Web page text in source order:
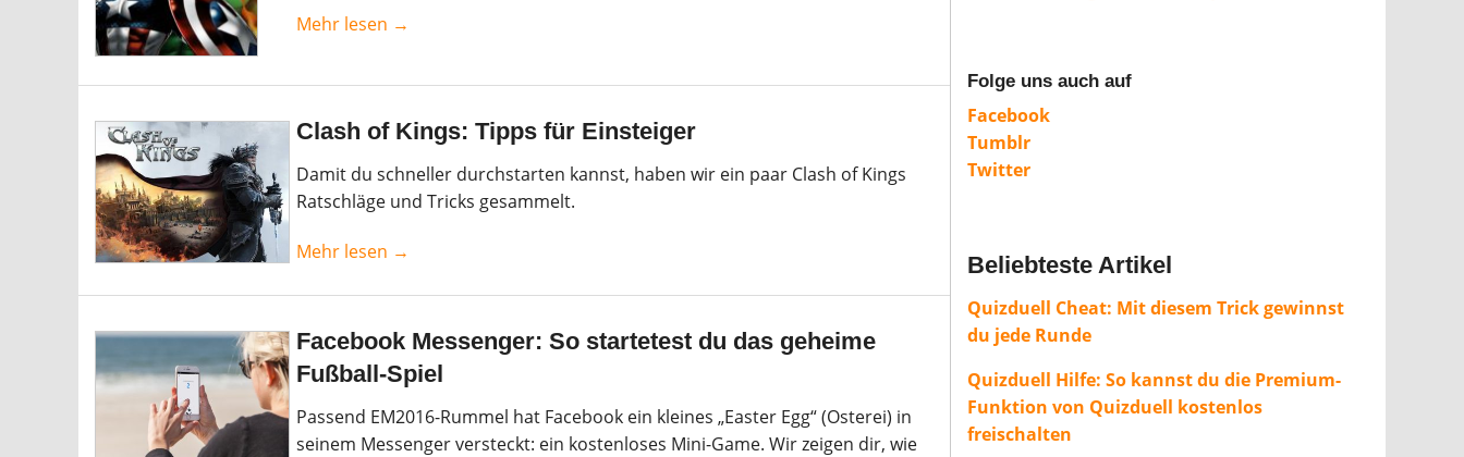
Mehr lesen →
Clash of Kings: Tipps für Einsteiger
Damit du schneller durchstarten kannst, haben wir ein paar Clash of Kings
Ratschläge und Tricks gesammelt.
Mehr lesen →
Facebook Messenger: So startetest du das geheime
Fußball-Spiel
Passend EM2016-Rummel hat Facebook ein kleines „Easter Egg“ (Osterei) in
seinem Messenger versteckt: ein kostenloses Mini-Game. Wir zeigen dir, wie
Folge uns auch auf
Facebook
Tumblr
Twitter
Beliebteste Artikel
Quizduell Cheat: Mit diesem Trick gewinnst
du jede Runde
Quizduell Hilfe: So kannst du die Premium-
Funktion von Quizduell kostenlos
freischalten